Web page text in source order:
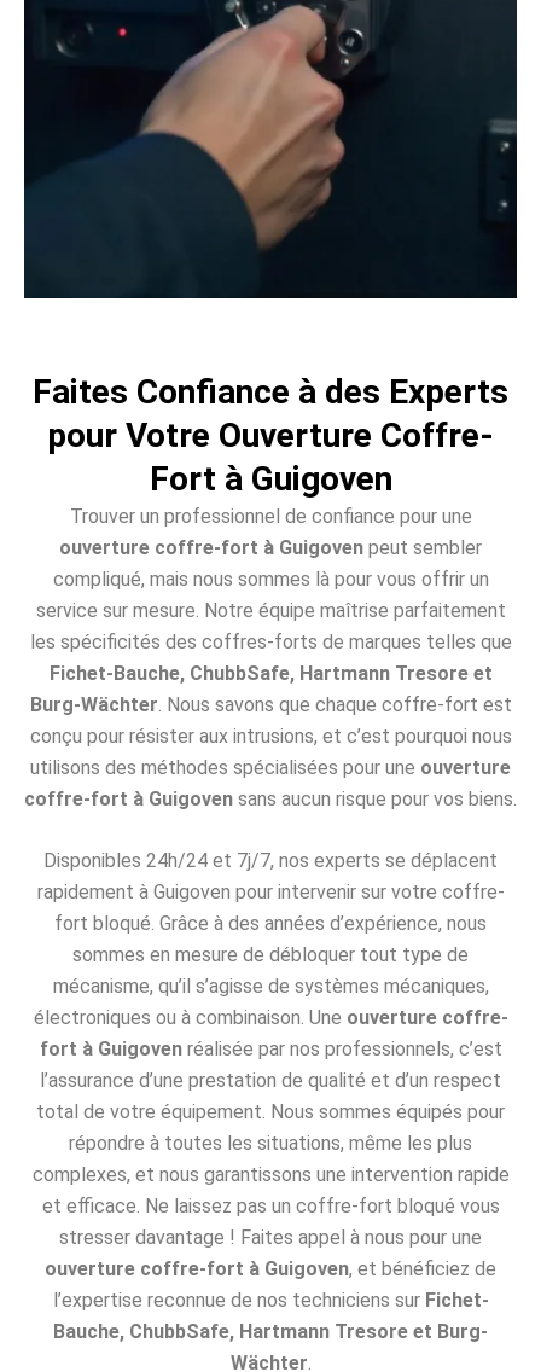
Faites Confiance à des Experts
pour Votre Ouverture Coffre-
Fort à Guigoven
Trouver un professionnel de confiance pour une
ouverture coffre-fort à Guigoven peut sembler
compliqué, mais nous sommes là pour vous offrir un
service sur mesure. Notre équipe maîtrise parfaitement
les spécificités des coffres-forts de marques telles que
Fichet-Bauche, ChubbSafe, Hartmann Tresore et
Burg-Wächter . Nous savons que chaque coffre-fort est
conçu pour résister aux intrusions, et c’est pourquoi nous
utilisons des méthodes spécialisées pour une ouverture
coffre-fort à Guigoven sans aucun risque pour vos biens.
Disponibles 24h/24 et 7j/7, nos experts se déplacent
rapidement à Guigoven pour intervenir sur votre coffre-
fort bloqué. Grâce à des années d’expérience, nous
sommes en mesure de débloquer tout type de
mécanisme, qu’il s’agisse de systèmes mécaniques,
électroniques ou à combinaison. Une ouverture coffre-
fort à Guigovenréalisée par nos professionnels, c’est
l’assurance d’une prestation de qualité et d’un respect
total de votre équipement. Nous sommes équipés pour
répondre à toutes les situations, même les plus
complexes, et nous garantissons une intervention rapide
et efficace. Ne laissez pas un coffre-fort bloqué vous
stresser davantage ! Faites appel à nous pour une
ouverture coffre-fort à Guigoven, et bénéficiez de
l’expertise reconnue de nos techniciens sur Fichet-
Bauche, ChubbSafe, Hartmann Tresore et Burg-
Wächter.